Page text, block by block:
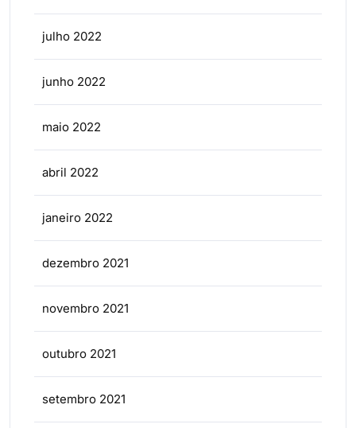
julho 2022
junho 2022
maio 2022
abril 2022
janeiro 2022
dezembro 2021
novembro 2021
outubro 2021
setembro 2021